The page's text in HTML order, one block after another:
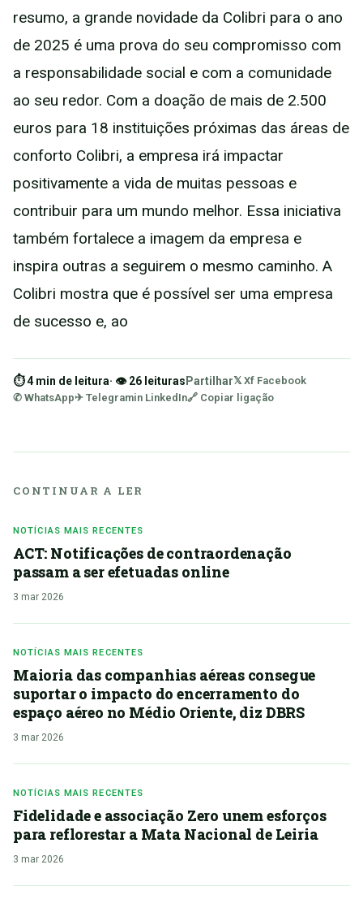
resumo, a grande novidade da Colibri para o ano
de 2025 é uma prova do seu compromisso com
a responsabilidade social e com a comunidade
ao seu redor. Com a doação de mais de 2.500
euros para 18 instituições próximas das áreas de
conforto Colibri, a empresa irá impactar
positivamente a vida de muitas pessoas e
contribuir para um mundo melhor. Essa iniciativa
também fortalece a imagem da empresa e
inspira outras a seguirem o mesmo caminho. A
Colibri mostra que é possível ser uma empresa
de sucesso e, ao
⏱ 4 min de leitura· 👁 26 leiturasPartilhar𝕏 Xf Facebook
✆ WhatsApp✈ Telegramin LinkedIn🔗 Copiar ligação
CONTINUAR A LER
NOTÍCIAS MAIS RECENTES
ACT: Notificações de contraordenação
passam a ser efetuadas online
3 mar 2026
NOTÍCIAS MAIS RECENTES
Maioria das companhias aéreas consegue
suportar o impacto do encerramento do
espaço aéreo no Médio Oriente, diz DBRS
3 mar 2026
NOTÍCIAS MAIS RECENTES
Fidelidade e associação Zero unem esforços
para reflorestar a Mata Nacional de Leiria
3 mar 2026